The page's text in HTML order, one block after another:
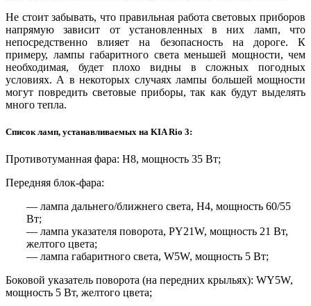
Не стоит забывать, что правильная работа световых приборов
напрямую зависит от установленных в них ламп, что
непосредственно влияет на безопасность на дороге. К
примеру, лампы габаритного света меньшей мощности, чем
необходимая, будет плохо видны в сложных погодных
условиях. А в некоторых случаях лампы большей мощности
могут повредить световые приборы, так как будут выделять
много тепла.
Список ламп, устанавливаемых на KIA Rio 3:
Противотуманная фара: H8, мощность 35 Вт;
Передняя блок-фара:
— лампа дальнего/ближнего света, H4, мощность 60/55
Вт;
— лампа указателя поворота, PY21W, мощность 21 Вт,
желтого цвета;
— лампа габаритного света, W5W, мощность 5 Вт;
Боковой указатель поворота (на передних крыльях): WY5W,
мощность 5 Вт, желтого цвета;